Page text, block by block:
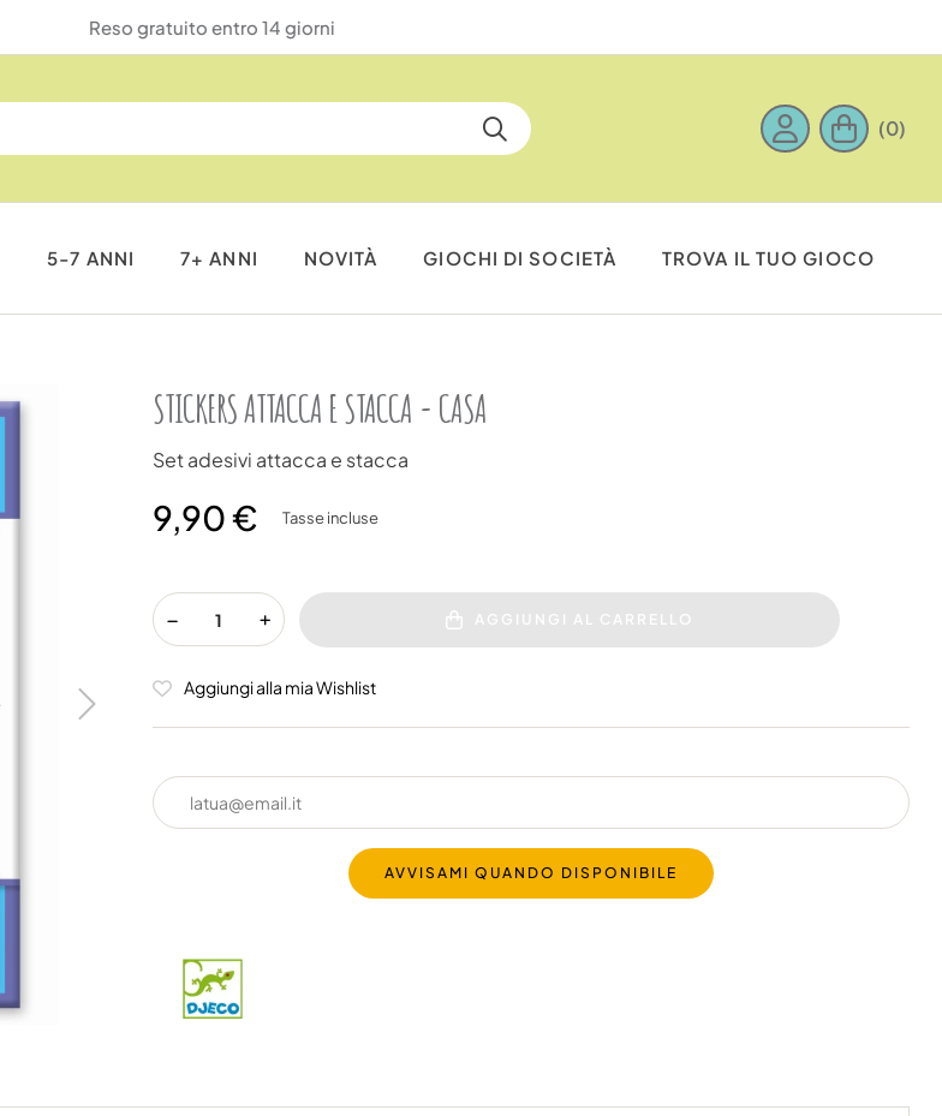
Reso gratuito entro 14 giorni
(0)
5-7 ANNI 7+ ANNI NOVITÀ GIOCHI DI SOCIETÀ TROVA IL TUO GIOCO
STICKERS ATTACCA E STACCA - CASA
Set adesivi attacca e stacca
9,90 € Tasse incluse
AGGIUNGI AL CARRELLO
Aggiungi alla mia Wishlist
AVVISAMI QUANDO DISPONIBILE